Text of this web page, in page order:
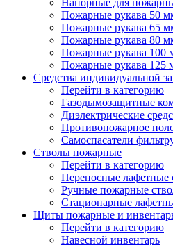
Напорные для
Пожарные рукава 50
Пожарные рукава 65
Пожарные рукава 80
Пожарные рукава 100
Пожарные рукава 125
Средства индивидуальной
Перейти в категорию
Газодымозащитные
Диэлектрические
Противопожарное
Самоспасатели
Стволы пожарные
Перейти в категорию
Переносные лафетные
Ручные пожарные
Стационарные
Щиты пожарные и
Перейти в категорию
Навесной инвентарь